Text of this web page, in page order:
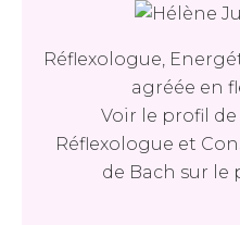
Réflexologue,
agréée en
Voir le profil de
Réflexologue et
de Bach sur le